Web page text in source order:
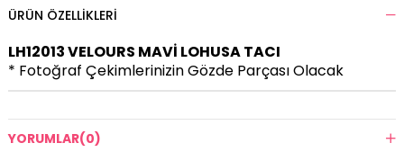
ÜRÜN ÖZELLIKLERI
LH12013 VELOURS MAVİ LOHUSATACI
* Fotoğraf Çekimlerinizin Gözde Parçası Olacak
YORUMLAR(0)